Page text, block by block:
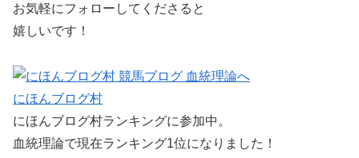
お気軽にフォローしてくださると
嬉しいです！
にほんブログ村
にほんブログ村ランキングに参加中。
血統理論で現在ランキング1位になりました！